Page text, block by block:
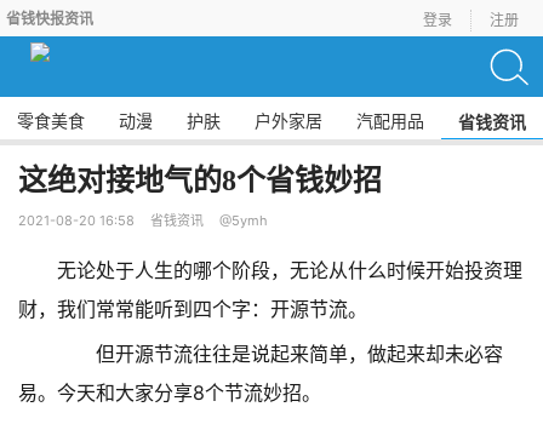
省钱快报资讯 登录 注册
零食美食 动漫 护肤 户外家居 汽配用品 省钱资讯
这绝对接地气的8个省钱妙招
2021-08-20 16:58 省钱资讯 @5ymh
无论处于人生的哪个阶段，无论从什么时候开始投资理
财，我们常常能听到四个字：开源节流。
但开源节流往往是说起来简单，做起来却未必容
易。今天和大家分享8个节流妙招。